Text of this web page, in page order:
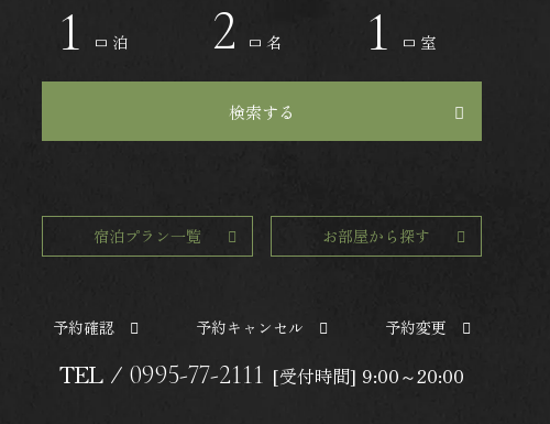
宿泊プラン一覧
泊 名 室
検索する
宿泊プラン一覧 お部屋から探す
予約確認 予約キャンセル 予約変更
TEL / 0995-77-2111 [受付時間] 9:00～20:00